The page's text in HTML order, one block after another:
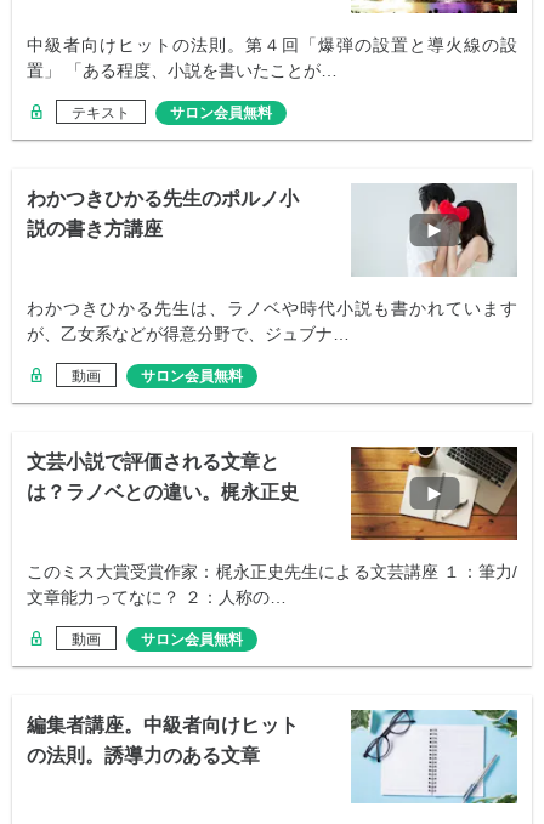
中級者向けヒットの法則。第４回「爆弾の設置と導火線の設
置」 「ある程度、小説を書いたことが…
テキスト サロン会員無料
わかつきひかる先生のポルノ小
説の書き方講座
わかつきひかる先生は、ラノベや時代小説も書かれています
が、乙女系などが得意分野で、ジュブナ…
動画 サロン会員無料
文芸小説で評価される文章と
は？ラノベとの違い。梶永正史
このミス大賞受賞作家：梶永正史先生による文芸講座 １：筆力/
文章能力ってなに？ ２：人称の…
動画 サロン会員無料
編集者講座。中級者向けヒット
の法則。誘導力のある文章